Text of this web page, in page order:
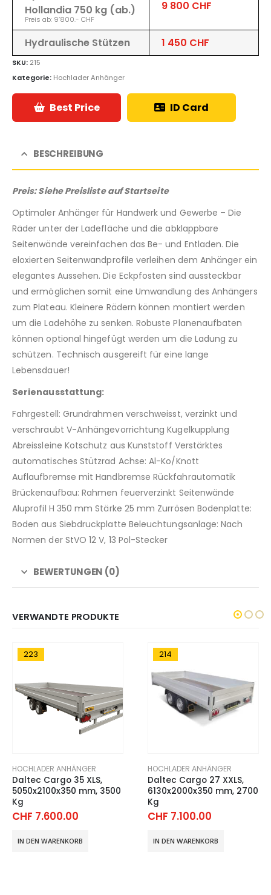
Hollandia 750 kg (ab.)
Preis ab: 9’800.- CHF
9 800 CHF
Hydraulische Stützen 1 450 CHF
SKU: 215
Kategorie: Hochlader Anhänger
Best Price ID Card
BESCHREIBUNG
Preis: Siehe Preisliste auf Startseite
Optimaler Anhänger für Handwerk und Gewerbe – Die
Räder unter der Ladefläche und die abklappbare
Seitenwände vereinfachen das Be- und Entladen. Die
eloxierten Seitenwandprofile verleihen dem Anhänger ein
elegantes Aussehen. Die Eckpfosten sind aussteckbar
und ermöglichen somit eine Umwandlung des Anhängers
zum Plateau. Kleinere Rädern können montiert werden
um die Ladehöhe zu senken. Robuste Planenaufbaten
können optional hingefügt werden um die Ladung zu
schützen. Technisch ausgereift für eine lange
Lebensdauer!
Serienausstattung:
Fahrgestell: Grundrahmen verschweisst, verzinkt und
verschraubt V-Anhängevorrichtung Kugelkupplung
Abreissleine Kotschutz aus Kunststoff Verstärktes
automatisches Stützrad Achse: Al-Ko/Knott
Auflaufbremse mit Handbremse Rückfahrautomatik
Brückenaufbau: Rahmen feuerverzinkt Seitenwände
Aluprofil H 350 mm Stärke 25 mm Zurrösen Bodenplatte:
Boden aus Siebdruckplatte Beleuchtungsanlage: Nach
Normen der StVO 12 V, 13 Pol-Stecker
BEWERTUNGEN (0)
VERWANDTE PRODUKTE
223
HOCHLADER ANHÄNGER
Daltec Cargo 35 XLS,
5050x2100x350 mm, 3500
Kg
CHF 7.600.00
IN DEN WARENKORB
214
HOCHLADER ANHÄNGER
Daltec Cargo 27 XXLS,
6130x2000x350 mm, 2700
Kg
CHF 7.100.00
IN DEN WARENKORB